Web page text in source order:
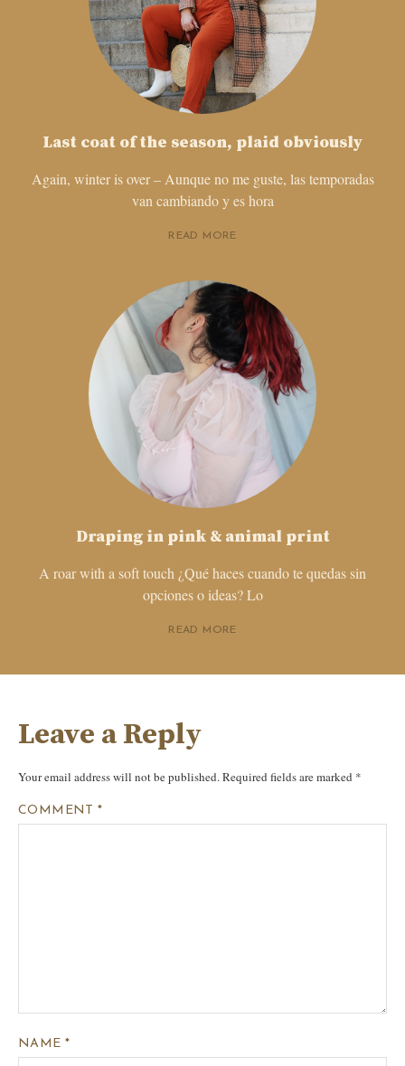
Last coat of the season, plaid obviously
Again, winter is over – Aunque no me guste, las temporadas
van cambiando y es hora
READ MORE
Draping in pink & animal print
A roar with a soft touch ¿Qué haces cuando te quedas sin
opciones o ideas? Lo
READ MORE
Leave a Reply
Your email address will not be published.Required fields are marked *
COMMENT*
NAME *